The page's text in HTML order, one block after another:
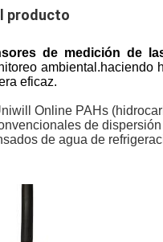
producto
de medición de
eficaz.
Online PAHs
de
de agua de